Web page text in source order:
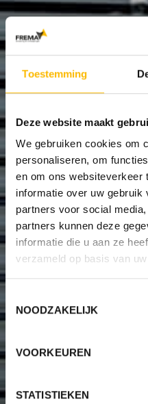
Toestemming
Deze website maakt
We gebruiken cookies om
personaliseren, om
en om ons websiteverkeer
informatie over uw gebruik
partners voor social
partners kunnen deze
informatie die u aan ze
verzameld op basis van
NOODZAKELIJK
VOORKEUREN
STATISTIEKEN